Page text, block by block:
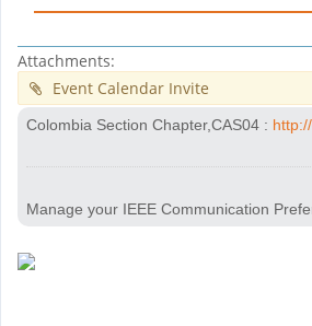
Attachments:
Event Calendar Invite
Colombia Section Chapter,CAS04 :
Manage your IEEE Communication